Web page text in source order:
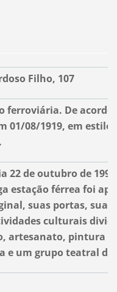
Filho, 107
ferroviária. De acordo
01/08/1919, em estilo
22 de outubro de
estação férrea foi
suas portas, suas
culturais
artesanato, pintura e
e um grupo teatral da